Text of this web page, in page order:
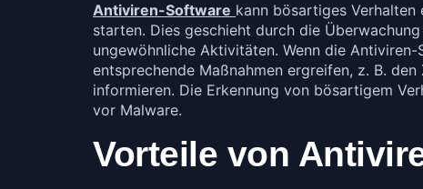
Antiviren-Software kann bösartiges Verhalten
starten. Dies geschieht durch die
ungewöhnliche Aktivitäten. Wenn die
entsprechende Maßnahmen ergreifen, z. B.
informieren. Die Erkennung von bösartigem
vor Malware.
Vorteile von